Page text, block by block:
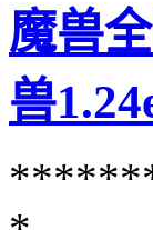
魔兽
兽